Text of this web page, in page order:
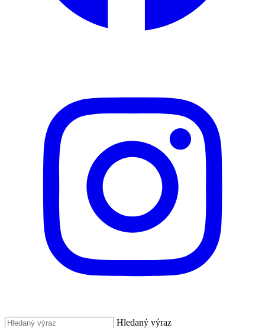
Hledaný výraz